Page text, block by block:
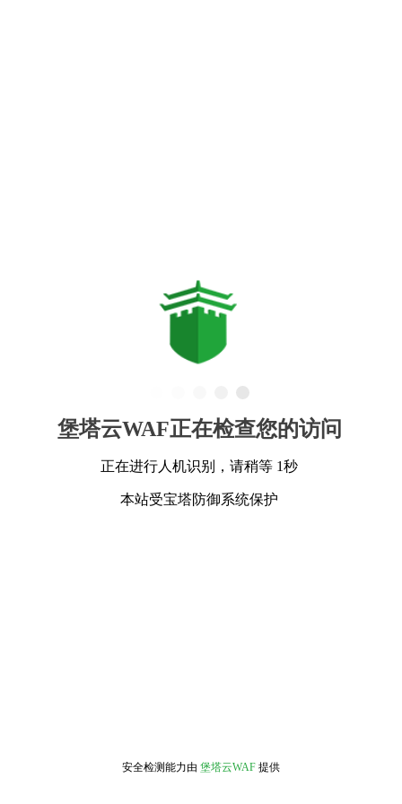
堡塔云WAF正在检查您的访问
正在进行人机识别，请稍等 1秒
本站受宝塔防御系统保护
安全检测能力由 堡塔云WAF 提供